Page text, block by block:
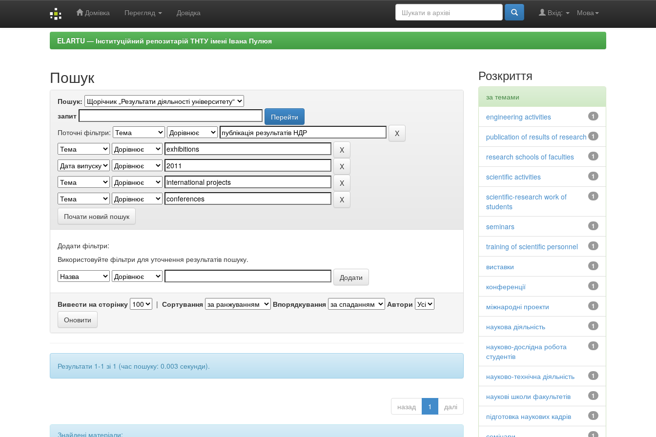
Домівка Перегляд Довідка Мова
Вхід:
ELARTU — Інституційний репозитарій ТНТУ імені Івана Пулюя
Пошук
Пошук:
запит
Поточні фільтри:
Почати новий пошук
Додати фільтри:
Використовуйте фільтри для уточнення результатів пошуку.
Вивести на сторінку | Сортування Впорядкування Автори
Результати 1-1 зі 1 (час пошуку: 0.003 секунди).
назад 1 далі
Знайдені матеріали:
Розкриття
за темами
1
engineering activities
1
publication of results of research
1
research schools of faculties
1
scientific activities
1
scientific-research work of
students
1
seminars
1
training of scientific personnel
1
виставки
1
конференції
1
міжнародні проекти
1
наукова діяльність
1
науково-дослідна робота
студентів
1
науково-технічна діяльність
1
наукові школи факультетів
1
підготовка наукових кадрів